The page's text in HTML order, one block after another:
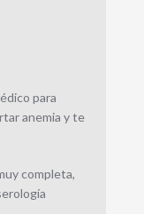
para
anemia y te
completa,